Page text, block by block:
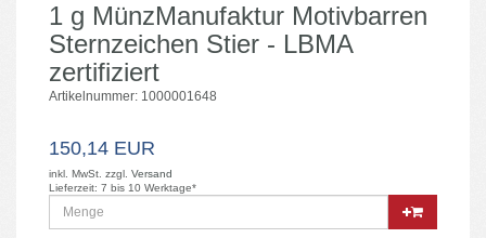
1 g MünzManufaktur Motivbarren
Sternzeichen Stier - LBMA
zertifiziert
Artikelnummer: 1000001648
150,14 EUR
inkl. MwSt. zzgl. Versand
Lieferzeit: 7 bis 10 Werktage*